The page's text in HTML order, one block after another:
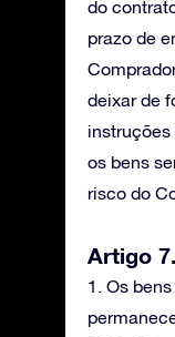
do
prazo de
deixar de
instruções
os bens
risco do
Artigo
1. Os